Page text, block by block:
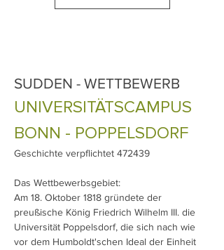
SUDDEN - WETTBEWERB
UNIVERSITÄTSCAMPUS
BONN - POPPELSDORF
Geschichte verpflichtet 472439
Das Wettbewerbsgebiet:
Am 18. Oktober 1818 gründete der
preußische König Friedrich Wilhelm III. die
Universität Poppelsdorf, die sich nach wie
vor dem Humboldt'schen Ideal der Einheit